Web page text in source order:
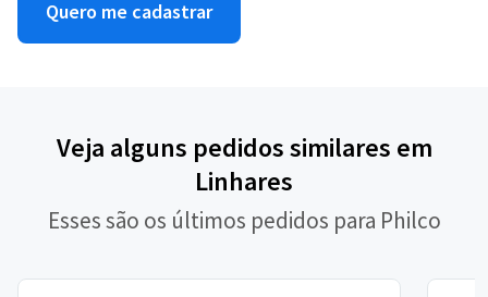
Quero me cadastrar
Veja alguns pedidos similares em
Linhares
Esses são os últimos pedidos para Philco